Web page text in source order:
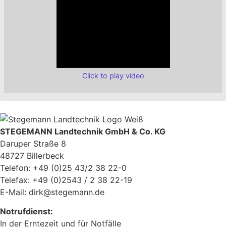
Click to play video
STEGEMANN Landtechnik GmbH & Co. KG
Daruper Straße 8
48727 Billerbeck
Telefon: +49 (0)25 43/2 38 22-0
Telefax: +49 (0)2543 / 2 38 22-19
E-Mail: dirk@stegemann.de
Notrufdienst:
In der Erntezeit und für Notfälle